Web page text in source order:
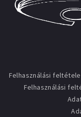
Felhasználási
Felhasználási